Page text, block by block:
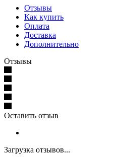
Отзывы
Как купить
Оплата
Доставка
Дополнительно
Отзывы
Оставить отзыв
Загрузка отзывов...